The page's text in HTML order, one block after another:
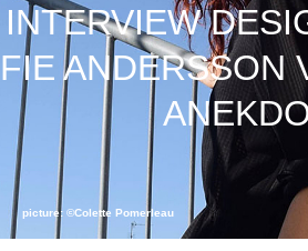
INTERVIEW
FIE ANDERSSON
picture: ©Colette Pomerleau